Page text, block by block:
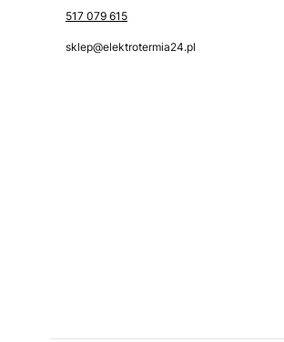
517 079 615
sklep@elektrotermia24.pl